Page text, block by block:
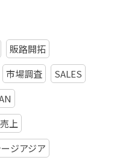
販路開拓
市場調査
SALES
売上
ジアジア